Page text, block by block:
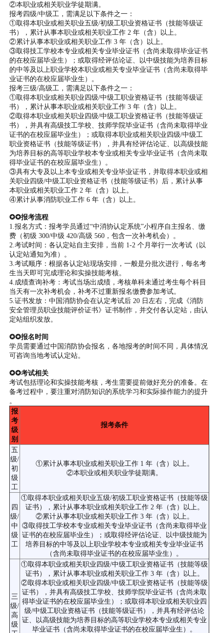
②本职业或相关职业学徒期满。
报考四级/中级工，需满足以下条件之一：
①取得本职业或相关职业五级/初级工职业资格证书（技能等级证
书），累计从事本职业或相关职业工作 2 年（含）以上。
②累计从事本职业或相关职业工作 3 年（含）以上。
③取得技工学校本专业或相关专业毕业证书（含尚未取得毕业证书
的在校应届毕业生）；或取得经评估论证、以中级技能为培养目标
的中等及以上职业学校本职业或相关专业毕业证书（含尚未取得毕
业证书的在校应届毕业生）。
报考三级/高级工，需满足以下条件之一：
①取得本职业或相关职业四级/中级工职业资格证书（技能等级证
书），累计从事本职业或相关职业工作 3 年（含）以上。
②取得本职业或相关职业四级/中级工职业资格证书（技能等级证
书），并具有高级技工学校、技师学院毕业证书（含尚未取得毕业
证书的在校应届毕业生）；或取得本职业或相关职业四级/中级工
职业资格证书（技能等级证书），并具有经评估论证、以高级技能
为培养目标的高等职业学校本专业或相关专业毕业证书（含尚未取
得毕业证书的在校应届毕业生）。
③具有大专及以上本专业或相关专业毕业证书，并取得本职业或相
关职业四级/中级工职业资格证书（技能等级证书）后，累计从事
本职业或相关职业工作 2 年（含）以上。
④累计从事消防职业工作 6 年（含）以上。
✪✪报考流程
1.报名方式：报考学员通过“中消协认定系统”小程序自主报名、缴
费（初级 300/中级 420/高级 560，包含一次补考机会）。
2.考试时间：各认定站自主安排，当前 1-2 个月举行一次考试（以
认定站通知为准）。
3.考试顺序：根据各认定站现场安排，一般是分批次进行，每名考
生当天即可完成理论和实操技能考核。
4.成绩查询补考：考试当场出成绩，考核单科未通过考生每个科目
当天有一次补考机会，补考不过重新报名缴费参加考试。
5.证书发放：中国消防协会在认定考试后 20 日左右，完成《消防
安全管理员职业技能评价证书》证书制作，并交付各认定站，由认
定站组织发放。
✪✪报名时间
学员需要通过中国消防协会报名，各地报考的时间不同，具体情况
可咨询当地考试认定站。
✪✪考试相关
考试包括理论和实操技能考核，考生需要提前做好充分的准备。在
备考过程中，要注重对消防知识的系统学习和实际操作能力的提升
。
报
考
级
别
报考条件
五
级/
初
级
工
①累计从事本职业或相关职业工作 1 年（含）以上。
②本职业或相关职业学徒期满。
四
级/
中
级
工
①取得本职业或相关职业五级/初级工职业资格证书（技能等级
证书），累计从事本职业或相关职业工作 2 年（含）以上。
②累计从事本职业或相关职业工作 3 年（含）以上。
③取得技工学校本专业或相关专业毕业证书（含尚未取得毕业
证书的在校应届毕业生）；或取得经评估论证、以中级技能为
培养目标的中等及以上职业学校本专业或相关专业毕业证书
（含尚未取得毕业证书的在校应届毕业生）。
三
级/
高
级
①取得本职业或相关职业四级/中级工职业资格证书（技能等级
证书），累计从事本职业或相关职业工作 3 年（含）以上。
②取得本职业或相关职业四级/中级工职业资格证书（技能等级
证书），并具有高级技工学校、技师学院毕业证书（含尚未取
得毕业证书的在校应届毕业生）；或取得本职业或相关职业四
级/中级工职业资格证书（技能等级证书），并具有经评估论
证、以高级技能为培养目标的高等职业学校本专业或相关专业
毕业证书（含尚未取得毕业证书的在校应届毕业生）。